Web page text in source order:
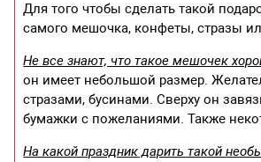
Для того чтобы сделать такой
самого мешочка, конфеты, стразы
Не все знают, что такое мешочек
он имеет небольшой размер.
стразами, бусинами. Сверху он
бумажки с пожеланиями. Также
На какой праздник дарить такой